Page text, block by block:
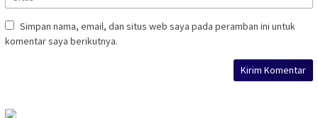
Simpan nama, email, dan situs web saya pada peramban ini untuk
komentar saya berikutnya.